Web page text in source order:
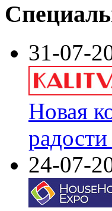
31-07-
Новая
24-07-